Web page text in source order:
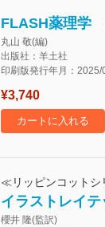
FLASH薬理学
丸山 敬(編)
出版社：羊土社
印刷版発行年月：2025/
¥3,740
カートに入れる
≪リッピンコット
イラストレイ
櫻井 隆(監訳)